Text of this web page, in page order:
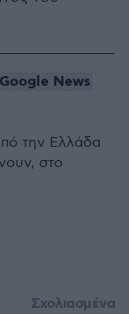
News
την Ελλάδα
στο
Σχολιασμένα